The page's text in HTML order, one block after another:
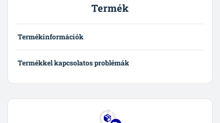
Termék
Termékinformációk
Termékkel kapcsolatos problémák